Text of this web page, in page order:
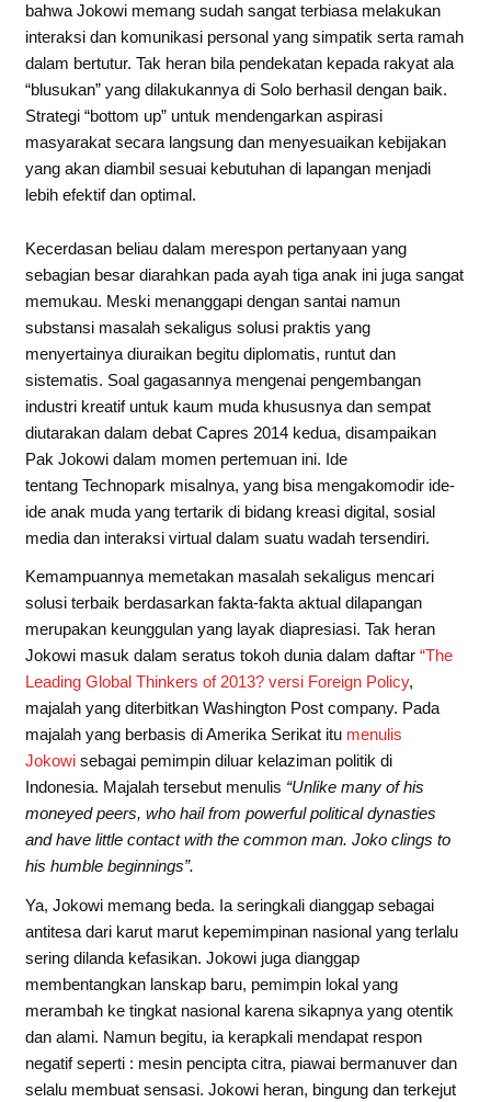
bahwa Jokowi memang sudah sangat terbiasa melakukan
interaksi dan komunikasi personal yang simpatik serta ramah
dalam bertutur. Tak heran bila pendekatan kepada rakyat ala
“blusukan” yang dilakukannya di Solo berhasil dengan baik.
Strategi “bottom up” untuk mendengarkan aspirasi
masyarakat secara langsung dan menyesuaikan kebijakan
yang akan diambil sesuai kebutuhan di lapangan menjadi
lebih efektif dan optimal.
Kecerdasan beliau dalam merespon pertanyaan yang
sebagian besar diarahkan pada ayah tiga anak ini juga sangat
memukau. Meski menanggapi dengan santai namun
substansi masalah sekaligus solusi praktis yang
menyertainya diuraikan begitu diplomatis, runtut dan
sistematis. Soal gagasannya mengenai pengembangan
industri kreatif untuk kaum muda khususnya dan sempat
diutarakan dalam debat Capres 2014 kedua, disampaikan
Pak Jokowi dalam momen pertemuan ini. Ide
tentang Technopark misalnya, yang bisa mengakomodir ide-
ide anak muda yang tertarik di bidang kreasi digital, sosial
media dan interaksi virtual dalam suatu wadah tersendiri.
Kemampuannya memetakan masalah sekaligus mencari
solusi terbaik berdasarkan fakta-fakta aktual dilapangan
merupakan keunggulan yang layak diapresiasi. Tak heran
Jokowi masuk dalam seratus tokoh dunia dalam daftar “The
Leading Global Thinkers of 2013? versi Foreign Policy,
majalah yang diterbitkan Washington Post company. Pada
majalah yang berbasis di Amerika Serikat itu menulis
Jokowisebagai pemimpin diluar kelaziman politik di
Indonesia. Majalah tersebut menulis “Unlike many of his
moneyed peers, who hail from powerful political dynasties
and have little contact with the common man. Joko clings to
his humble beginnings”.
Ya, Jokowi memang beda. Ia seringkali dianggap sebagai
antitesa dari karut marut kepemimpinan nasional yang terlalu
sering dilanda kefasikan. Jokowi juga dianggap
membentangkan lanskap baru, pemimpin lokal yang
merambah ke tingkat nasional karena sikapnya yang otentik
dan alami. Namun begitu, ia kerapkali mendapat respon
negatif seperti : mesin pencipta citra, piawai bermanuver dan
selalu membuat sensasi. Jokowi heran, bingung dan terkejut